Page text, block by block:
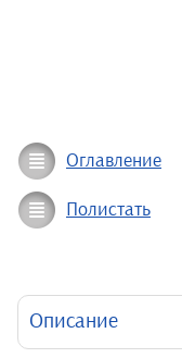
Оглавление
Полистать
Описание